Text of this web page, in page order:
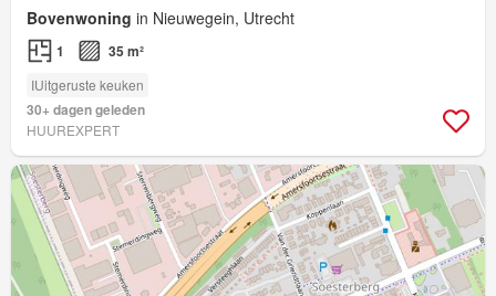
Bovenwoning in Nieuwegein, Utrecht
1 35 m²
IUitgeruste keuken
30+ dagen geleden
HUUREXPERT